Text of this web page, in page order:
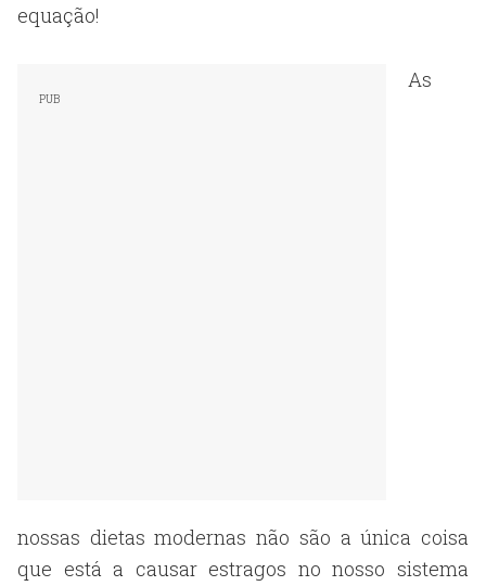
equação!
As
nossas dietas modernas não são a única coisa
que está a causar estragos no nosso sistema